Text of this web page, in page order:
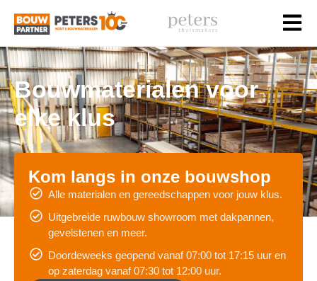
Bouwmaterialen voor
elke klus
Kom langs in onze bouwshop
Alle materialen en gereedschappen voor jouw klus.
Uitgebreide ruwbouw showroom met dakpannen,
gevelstenen en meer.
Doordeweeks geopend vanaf 07:00 tot 17:15 uur en
op zaterdag vanaf 07:30 tot 12:00 uur.